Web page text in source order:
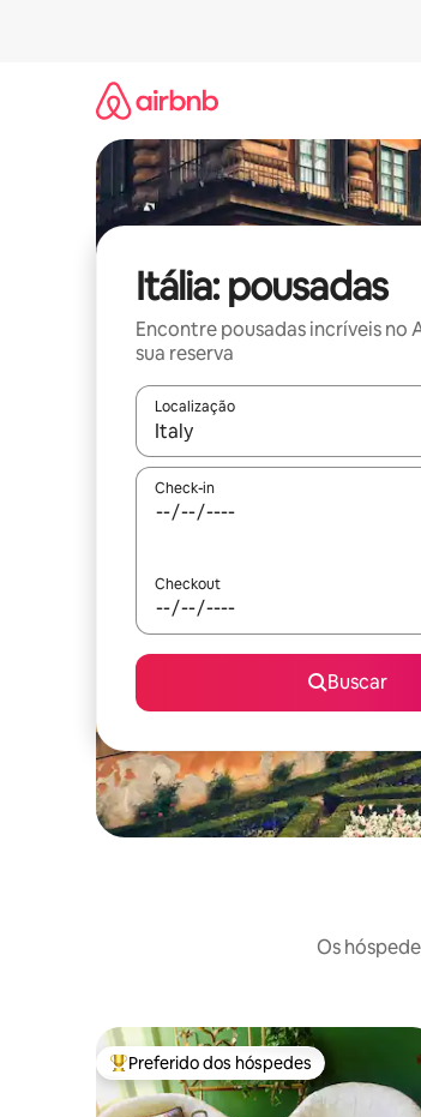
Itália: pousadas
Encontre pousadas incríveis no
sua reserva
Localização
Quando os resultados estiverem
Check-in
Checkout
Buscar
Os
Entre os melhores preferidos dos
Preferido dos hóspedes